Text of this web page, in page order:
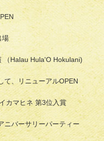
場
Halau Hula'O Hokulani)
、リニューアルOPEN
マヒネ 第3位入賞
バーサリーパーティー